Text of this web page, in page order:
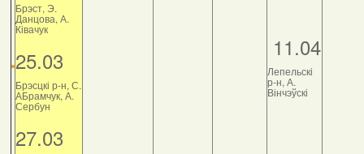
Брэст, Э.
Данцова, А.
Ківачук
25.03
Брэсцкі р-н, С.
АБрамчук, А.
Сербун
27.03
11.04
Лепельскі
р-н, А.
Вінчэўскі